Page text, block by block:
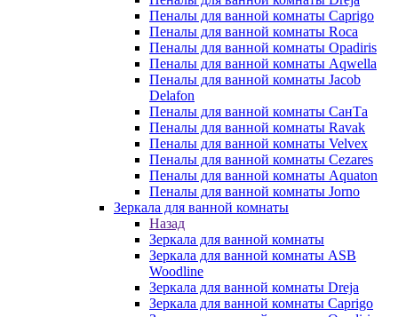
Пеналы для ванной комнаты Caprigo
Пеналы для ванной комнаты Roca
Пеналы для ванной комнаты Opadiris
Пеналы для ванной комнаты Aqwella
Пеналы для ванной комнаты Jacob
Delafon
Пеналы для ванной комнаты СанТа
Пеналы для ванной комнаты Ravak
Пеналы для ванной комнаты Velvex
Пеналы для ванной комнаты Cezares
Пеналы для ванной комнаты Aquaton
Пеналы для ванной комнаты Jorno
Зеркала для ванной комнаты
Назад
Зеркала для ванной комнаты
Зеркала для ванной комнаты ASB
Woodline
Зеркала для ванной комнаты Dreja
Зеркала для ванной комнаты Caprigo